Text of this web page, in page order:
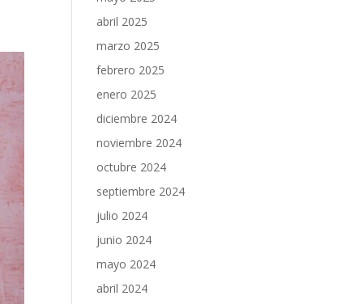
abril 2025
marzo 2025
febrero 2025
enero 2025
diciembre 2024
noviembre 2024
octubre 2024
septiembre 2024
julio 2024
junio 2024
mayo 2024
abril 2024